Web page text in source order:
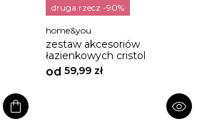
shopping_bag
druga rzecz -90%
home&you
zestaw akcesoriów
łazienkowych cristol
od 59,99 zł
visibility